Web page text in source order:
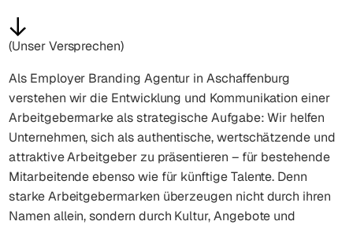
(Unser Versprechen)
Als Employer Branding Agentur in Aschaffenburg
verstehen wir die Entwicklung und Kommunikation einer
Arbeitgebermarke als strategische Aufgabe: Wir helfen
Unternehmen, sich als authentische, wertschätzende und
attraktive Arbeitgeber zu präsentieren – für bestehende
Mitarbeitende ebenso wie für künftige Talente. Denn
starke Arbeitgebermarken überzeugen nicht durch ihren
Namen allein, sondern durch Kultur, Angebote und